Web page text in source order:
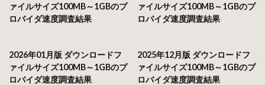
ァイルサイズ100MB～1GBのプ
ロバイダ速度調査結果
ァイルサイズ100MB～1GBのプ
ロバイダ速度調査結果
2026年01月版 ダウンロードフ
ァイルサイズ100MB～1GBのプ
ロバイダ速度調査結果
2025年12月版 ダウンロードフ
ァイルサイズ100MB～1GBのプ
ロバイダ速度調査結果